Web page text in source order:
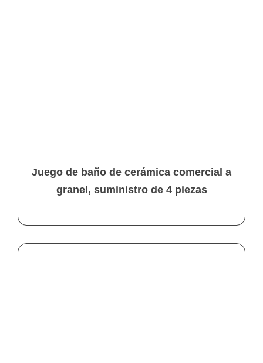
Juego de baño de cerámica comercial a
granel, suministro de 4 piezas